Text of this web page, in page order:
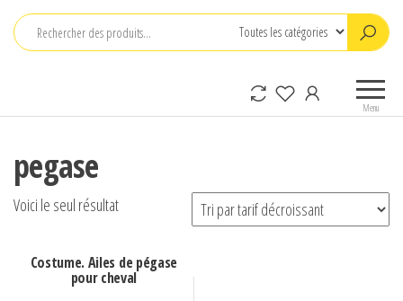
Aller
CONCEPTION
1995
Menu
pegase
Voici le seul résultat
Costume. Ailes de pégase
pour cheval